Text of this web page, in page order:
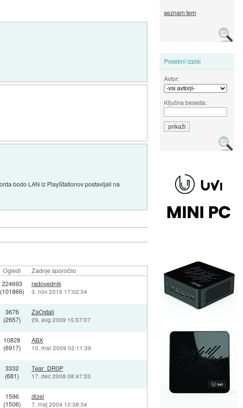
seznam tem
Posebni izpisi
Avtor:
Ključna beseda:
bodo LAN iz PlayStationov postavljali na
Ogledi Zadnje sporočilo
224693
(101866)
radovednik
3. nov 2015 17:02:34
3676
(2657)
ZaOstali
29. avg 2009 15:57:07
10828
(6917)
ABX
10. mar 2009 02:11:39
3332
(681)
Tear_DR0P
17. dec 2008 08:47:33
1596
(1506)
dizel
7. maj 2004 10:38:34